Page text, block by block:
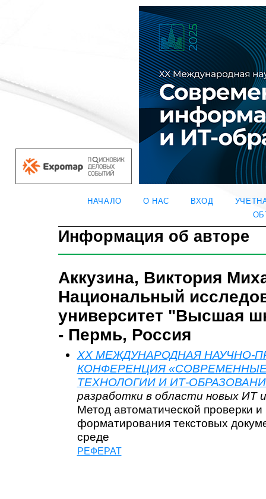
НАЧАЛО О НАС ВХОД
Информация об авторе
Аккузина, Виктория
Национальный
университет "Высшая
- Пермь, Россия
XX МЕЖДУНАРОДНАЯ НАУЧНО-
КОНФЕРЕНЦИЯ
ТЕХНОЛОГИИ И ИТ-
разработки в области новых ИТ
Метод автоматической проверки и
форматирования текстовых
среде
РЕФЕРАТ